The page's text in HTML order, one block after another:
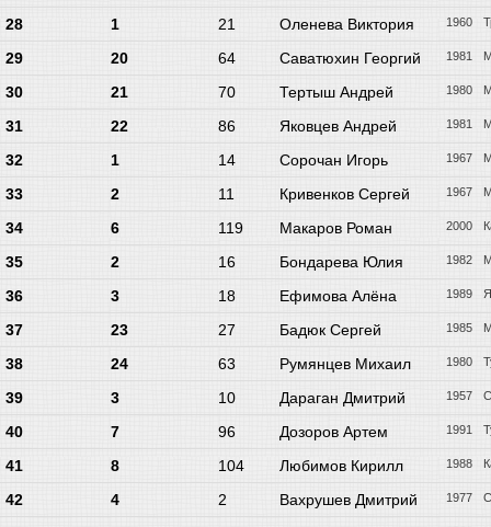
28 1 21 Оленева Виктория 1960
29 20 64 Саватюхин Георгий 1981
30 21 70 Тертыш Андрей 1980
31 22 86 Яковцев Андрей 1981
32 1 14 Сорочан Игорь 1967
33 2 11 Кривенков Сергей 1967
34 6 119 Макаров Роман 2000
35 2 16 Бондарева Юлия 1982
36 3 18 Ефимова Алёна 1989
37 23 27 Бадюк Сергей 1985
38 24 63 Румянцев Михаил 1980
39 3 10 Дараган Дмитрий 1957
40 7 96 Дозоров Артем 1991
41 8 104 Любимов Кирилл 1988
42 4 2 Вахрушев Дмитрий 1977